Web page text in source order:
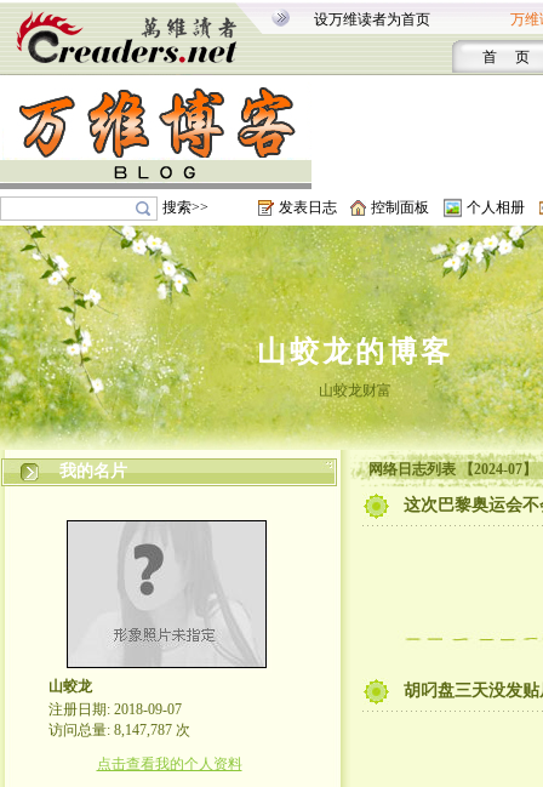
设万维读者为首页 万维
首 页
搜索>> 发表日志 控制面板 个人相册
山蛟龙的博客
山蛟龙财富
我的名片
山蛟龙
注册日期: 2018-09-07
访问总量: 8,147,787 次
点击查看我的个人资料
网络日志列表 【2024-07】
这次巴黎奥运会
胡叼盘三天没发